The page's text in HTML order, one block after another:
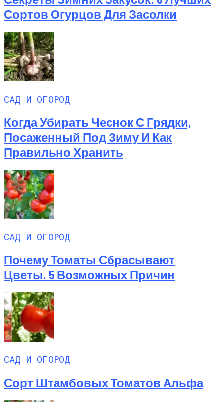
Сортов Огурцов Для Засолки
САД И ОГОРОД
Когда Убирать Чеснок С Грядки,
Посаженный Под Зиму И Как
Правильно Хранить
САД И ОГОРОД
Почему Томаты Сбрасывают
Цветы. 5 Возможных Причин
САД И ОГОРОД
Сорт Штамбовых Томатов Альфа